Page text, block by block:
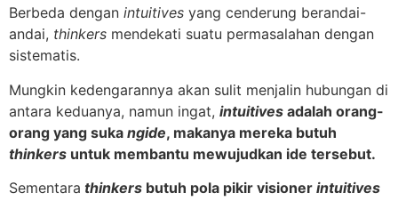
Berbeda dengan intuitives yang cenderung berandai-
andai, thinkers mendekati suatu permasalahan dengan
sistematis.
Mungkin kedengarannya akan sulit menjalin hubungan di
antara keduanya, namun ingat, intuitives adalah orang-
orang yang suka ngide, makanya mereka butuh
thinkers untuk membantu mewujudkan ide tersebut.
Sementara thinkers butuh pola pikir visioner intuitives